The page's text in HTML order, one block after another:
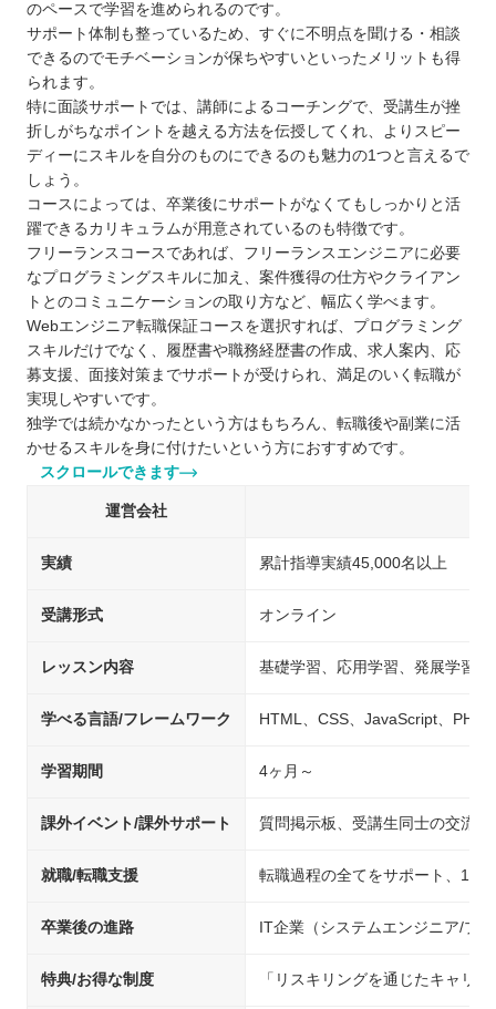
のペースで学習を進められるのです。
サポート体制も整っているため、すぐに不明点を聞ける・相談
できるのでモチベーションが保ちやすいといったメリットも得
られます。
特に面談サポートでは、講師によるコーチングで、受講生が挫
折しがちなポイントを越える方法を伝授してくれ、よりスピー
ディーにスキルを自分のものにできるのも魅力の1つと言えるで
しょう。
コースによっては、卒業後にサポートがなくてもしっかりと活
躍できるカリキュラムが用意されているのも特徴です。
フリーランスコースであれば、フリーランスエンジニアに必要
なプログラミングスキルに加え、案件獲得の仕方やクライアン
トとのコミュニケーションの取り方など、幅広く学べます。
Webエンジニア転職保証コースを選択すれば、プログラミング
スキルだけでなく、履歴書や職務経歴書の作成、求人案内、応
募支援、面接対策までサポートが受けられ、満足のいく転職が
実現しやすいです。
独学では続かなかったという方はもちろん、転職後や副業に活
かせるスキルを身に付けたいという方におすすめです。
スクロールできます
運営会社
実績 累計指導実績45,000名以上
受講形式 オンライン
レッスン内容 基礎学習、応用学習、発展学習、
学べる言語/フレームワーク HTML、CSS、JavaScript、PHP
学習期間 4ヶ月～
課外イベント/課外サポート 質問掲示板、受講生同士の交流イ
就職/転職支援 転職過程の全てをサポート、1人
卒業後の進路 IT企業（システムエンジニア/プ
特典/お得な制度 「リスキリングを通じたキャリ